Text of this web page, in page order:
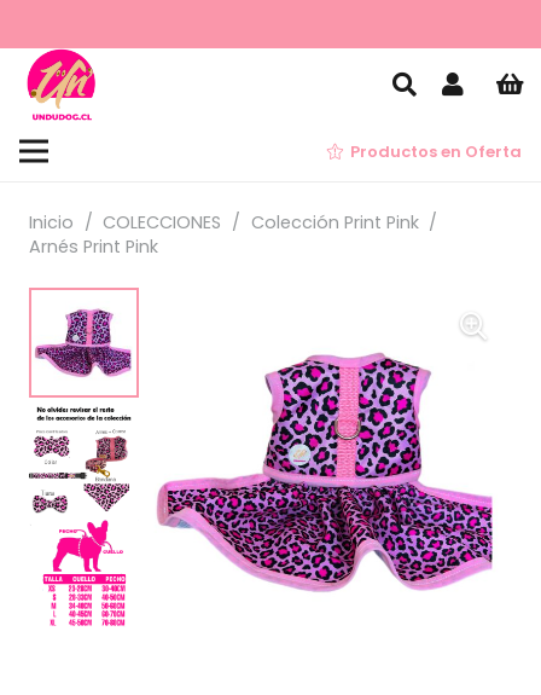
Productos en Oferta
Inicio / COLECCIONES / Colección Print Pink /
Arnés Print Pink